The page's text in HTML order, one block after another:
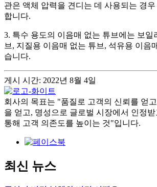
관은 액체 압력을 견디는 데 사용되는 경우
합니다.
3. 특수 용도의 이음매 없는 튜브에는 보일
브, 지질용 이음매 없는 튜브, 석유용 이음
습니다.
게시 시간: 2022년 8월 4일
회사의 목표는 "품질로 고객의 신뢰를 얻
을 얻고, 명성으로 글로벌 시장에서 인정
통해 고객 의존도를 높이는 것"입니다.
최신 뉴스